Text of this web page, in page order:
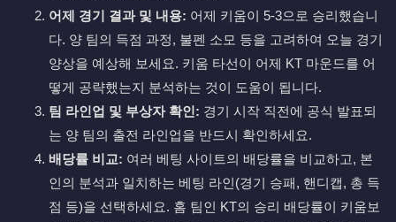
어제 경기 결과 및 내용: 어제 키움이 5-3으로 승리했습니
다. 양 팀의 득점 과정, 불펜 소모 등을 고려하여 오늘 경기
양상을 예상해 보세요. 키움 타선이 어제 KT 마운드를 어
떻게 공략했는지 분석하는 것이 도움이 됩니다.
팀 라인업 및 부상자 확인: 경기 시작 직전에 공식 발표되
는 양 팀의 출전 라인업을 반드시 확인하세요.
배당률 비교: 여러 베팅 사이트의 배당률을 비교하고, 본
인의 분석과 일치하는 베팅 라인(경기 승패, 핸디캡, 총 득
점 등)을 선택하세요. 홈 팀인 KT의 승리 배당률이 키움보